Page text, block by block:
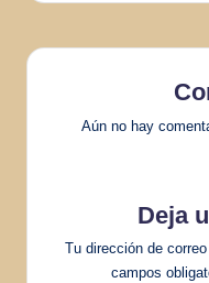
Aún no hay
Deja
Tu dirección de
campos